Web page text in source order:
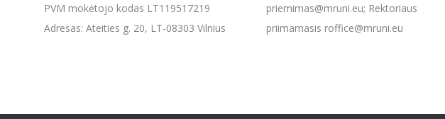
PVM mokėtojo kodas LT119517219
Adresas: Ateities g. 20, LT-08303 Vilnius
priemimas@mruni.eu; Rektoriaus
priimamasis roffice@mruni.eu